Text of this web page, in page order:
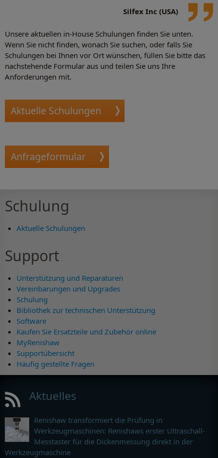
Silfex Inc (USA)
Unsere aktuellen in-House Schulungen finden Sie unten.
Wenn Sie nicht finden, wonach Sie suchen, oder falls Sie
Schulungen bei Ihnen vor Ort wünschen, füllen Sie bitte das
nachstehende Formular aus und teilen Sie uns Ihre
Anforderungen mit.
Aktuelle Schulungen
Anfrageformular
Schulung
Aktuelle Schulungen
Support
Unterstützung und Reparaturen
Vereinbarungen und Upgrades
Schulung
Bibliothek zur technischen Unterstützung
Software
Kaufen Sie Ersatzteile und Zubehör online
MyRenishaw
Supportübersicht
Häufig gestellte Fragen
Aktuelles
Renishaw transformiert die Prüfung in
Werkzeugmaschinen: Renishaws erster Ultraschall-
Messtaster für die Dickenmessung direkt in der
Werkzeugmaschine